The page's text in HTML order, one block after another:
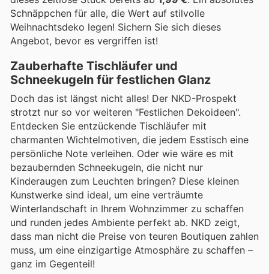
Schnäppchen für alle, die Wert auf stilvolle
Weihnachtsdeko legen! Sichern Sie sich dieses
Angebot, bevor es vergriffen ist!
Zauberhafte Tischläufer und
Schneekugeln für festlichen Glanz
Doch das ist längst nicht alles! Der NKD-Prospekt
strotzt nur so vor weiteren "Festlichen Dekoideen".
Entdecken Sie entzückende Tischläufer mit
charmanten Wichtelmotiven, die jedem Esstisch eine
persönliche Note verleihen. Oder wie wäre es mit
bezaubernden Schneekugeln, die nicht nur
Kinderaugen zum Leuchten bringen? Diese kleinen
Kunstwerke sind ideal, um eine verträumte
Winterlandschaft in Ihrem Wohnzimmer zu schaffen
und runden jedes Ambiente perfekt ab. NKD zeigt,
dass man nicht die Preise von teuren Boutiquen zahlen
muss, um eine einzigartige Atmosphäre zu schaffen –
ganz im Gegenteil!